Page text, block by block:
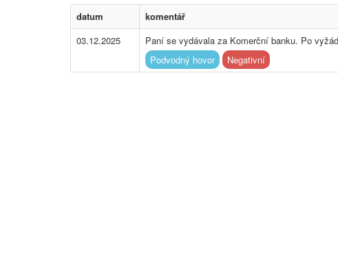
datum
komentář
03.12.2025
Paní se vydávala za Komerční banku. Po
Podvodný hovor
Negativní